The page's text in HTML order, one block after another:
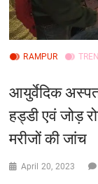
RAMPUR
आयुर्वेदिक
हड्डी एवं जोड़
मरीजों की जांच
April 20, 2023